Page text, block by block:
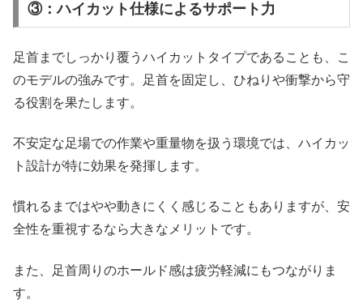
③：ハイカット仕様によるサポート力
足首までしっかり覆うハイカットタイプであることも、こ
のモデルの強みです。足首を固定し、ひねりや衝撃から守
る役割を果たします。
不安定な足場での作業や重量物を扱う環境では、ハイカッ
ト設計が特に効果を発揮します。
慣れるまではやや動きにくく感じることもありますが、安
全性を重視するなら大きなメリットです。
また、足首周りのホールド感は疲労軽減にもつながりま
す。